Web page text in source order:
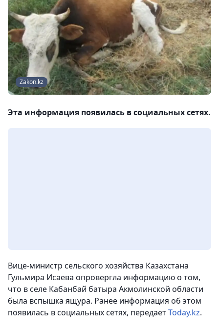
Zakon.kz
Эта информация появилась в социальных сетях.
Вице-министр сельского хозяйства Казахстана
Гульмира Исаева опровергла информацию о том,
что в селе Кабанбай батыра Акмолинской области
была вспышка ящура. Ранее информация об этом
появилась в социальных сетях, передаетToday.kz.